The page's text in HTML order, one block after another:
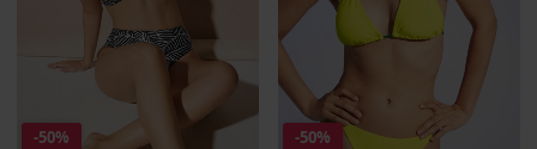
-50%
-50%